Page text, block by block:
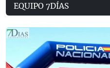
EQUIPO 7DÍAS